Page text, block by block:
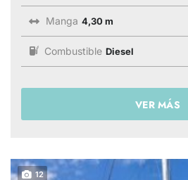
Manga 4,30 m
Combustible Diesel
VER MÁS
12